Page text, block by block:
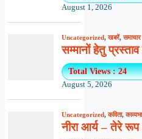
August 1, 2026
Uncategorized,खबरें,समाचार
सम्मानों हेतु प्रस्ताव
Total Views : 24
August 5, 2026
Uncategorized,कविता,
नीरा आर्य – तेरे